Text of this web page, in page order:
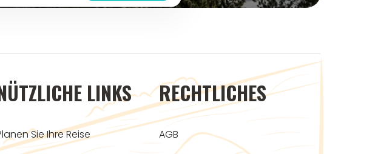
LINKS
Sie Ihre Reise
RECHTLICHES
AGB